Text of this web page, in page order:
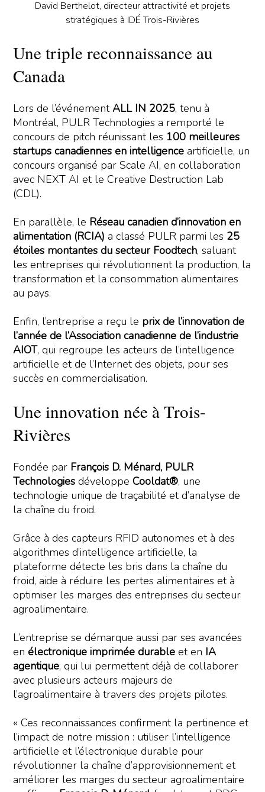
David Berthelot, directeur attractivité et projets
stratégiques à IDÉ Trois-Rivières
Une triple reconnaissance au
Canada
Lors de l’événementALL IN 2025, tenu à
Montréal, PULR Technologies a remporté le
concours de pitch réunissant les 100 meilleures
startups canadiennes en intelligence artificielle, un
concours organisé par Scale AI, en collaboration
avec NEXT AI et le Creative Destruction Lab
(CDL).
En parallèle, le Réseau canadien d’innovation en
alimentation (RCIA) a classé PULR parmi les 25
étoiles montantes du secteur Foodtech, saluant
les entreprises qui révolutionnent la production, la
transformation et la consommation alimentaires
au pays.
Enfin, l’entreprise a reçu le prix de l’innovation de
l’année de l’Association canadienne de l’industrie
AIOT, qui regroupe les acteurs de l’intelligence
artificielle et de l’Internet des objets, pour ses
succès en commercialisation.
Une innovation née à Trois-
Rivières
Fondée par François D. Ménard, PULR
TechnologiesdéveloppeCooldat®, une
technologie unique de traçabilité et d’analyse de
la chaîne du froid.
Grâce à des capteurs RFID autonomes et à des
algorithmes d’intelligence artificielle, la
plateforme détecte les bris dans la chaîne du
froid, aide à réduire les pertes alimentaires et à
optimiser les marges des entreprises du secteur
agroalimentaire.
L’entreprise se démarque aussi par ses avancées
enélectronique imprimée durable et en IA
agentique, qui lui permettent déjà de collaborer
avec plusieurs acteurs majeurs de
l’agroalimentaire à travers des projets pilotes.
« Ces reconnaissances confirment la pertinence et
l’impact de notre mission : utiliser l’intelligence
artificielle et l’électronique durable pour
révolutionner la chaîne d’approvisionnement et
améliorer les marges du secteur agroalimentaire